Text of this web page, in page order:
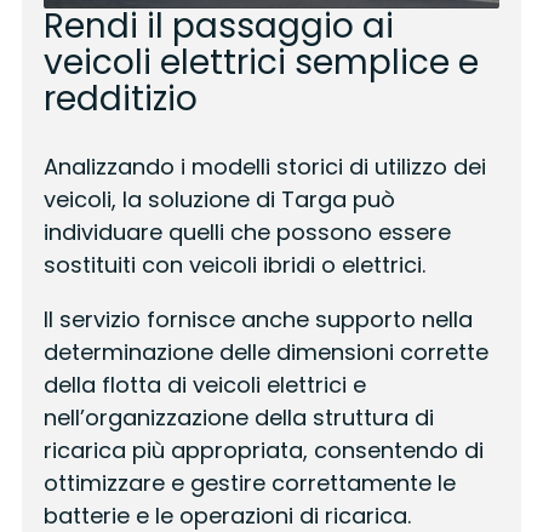
Rendi il passaggio ai
veicoli elettrici semplice e
redditizio
Analizzando i modelli storici di utilizzo dei
veicoli, la soluzione di Targa può
individuare quelli che possono essere
sostituiti con veicoli ibridi o elettrici.
Il servizio fornisce anche supporto nella
determinazione delle dimensioni corrette
della flotta di veicoli elettrici e
nell’organizzazione della struttura di
ricarica più appropriata, consentendo di
ottimizzare e gestire correttamente le
batterie e le operazioni di ricarica.